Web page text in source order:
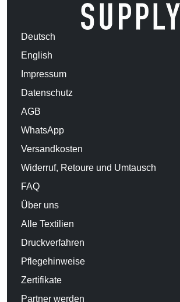
Deutsch
English
Impressum
Datenschutz
AGB
WhatsApp
Versandkosten
Widerruf, Retoure und Umtausch
FAQ
Über uns
Alle Textilien
Druckverfahren
Pflegehinweise
Zertifikate
Partner werden